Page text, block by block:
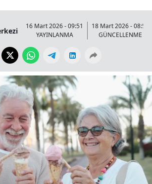
16 Mart 2026 - 09:51
YAYINLANMA
18 Mart 2026 - 08:58
GÜNCELLENME